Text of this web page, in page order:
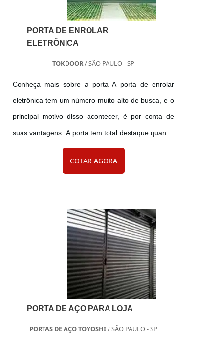
PORTA DE ENROLAR
ELETRÔNICA
TOKDOOR/ SÃO PAULO - SP
Conheça mais sobre a porta A porta de enrolar
eletrônica tem um número muito alto de busca, e o
principal motivo disso acontecer, é por conta de
suas vantagens. A porta tem total destaque quando
se fala de sua fabricação, pois a sua composição
se baseia apenas com materiais de grande
mais robusta do que as de outras portas. Essa
COTAR AGORA
PORTA DE AÇO PARA LOJA
PORTAS DE AÇO TOYOSHI/ SÃO PAULO - SP